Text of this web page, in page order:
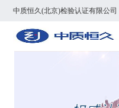
中质恒久(北京)检验认证有限公司